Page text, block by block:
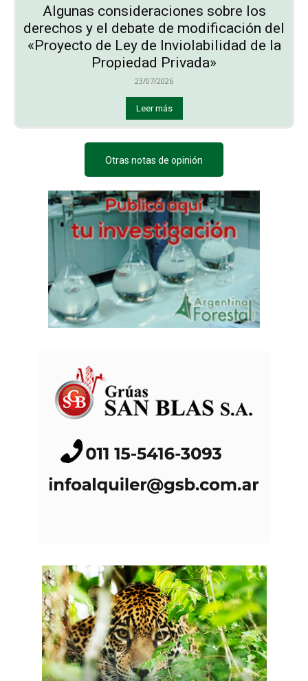
Algunas consideraciones sobre los
derechos y el debate de modificación del
«Proyecto de Ley de Inviolabilidad de la
Propiedad Privada»
23/07/2026
Leer más
Otras notas de opinión